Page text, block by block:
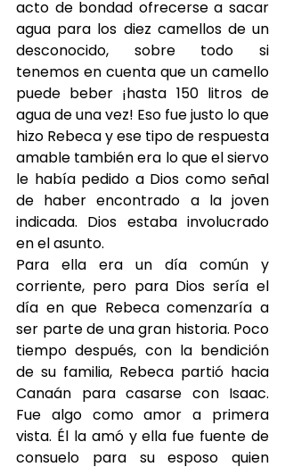
acto de bondad ofrecerse a sacar
agua para los diez camellos de un
desconocido, sobre todo si
tenemos en cuenta que un camello
puede beber ¡hasta 150 litros de
agua de una vez! Eso fue justo lo que
hizo Rebeca y ese tipo de respuesta
amable también era lo que el siervo
le había pedido a Dios como señal
de haber encontrado a la joven
indicada. Dios estaba involucrado
en el asunto.
Para ella era un día común y
corriente, pero para Dios sería el
día en que Rebeca comenzaría a
ser parte de una gran historia. Poco
tiempo después, con la bendición
de su familia, Rebeca partió hacia
Canaán para casarse con Isaac.
Fue algo como amor a primera
vista. Él la amó y ella fue fuente de
consuelo para su esposo quien